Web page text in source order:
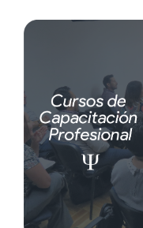
Cursos de